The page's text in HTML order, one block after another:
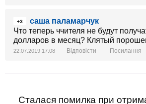
+3
саша паламарчук
Что теперь ччителя не будут
долларов в месяц? Клятый
22.07.2019 17:08 Відповісти Посилання
Сталася помилка при